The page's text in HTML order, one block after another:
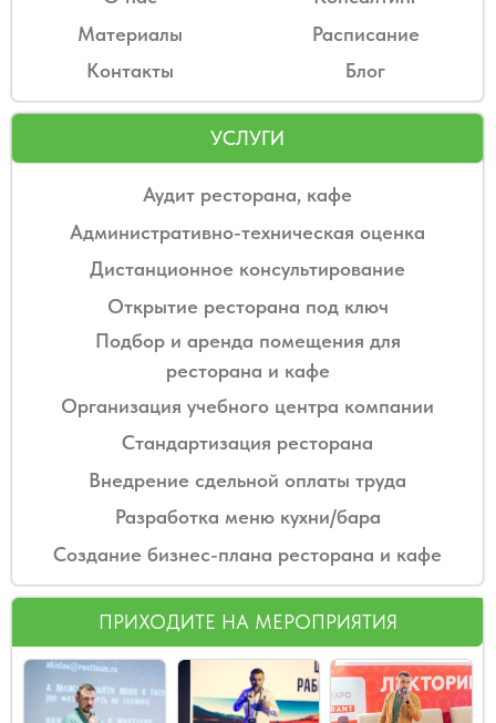
ПРИХОДИТЕ НА МЕРОПРИЯТИЯ
© 2010 - 2026 RESTTEAM
Политика конфиденциальности
Стандартизация ресторана
Внедрение сдельной оплаты труда
Разработка меню кухни/бара
Создание бизнес-плана ресторана и кафе